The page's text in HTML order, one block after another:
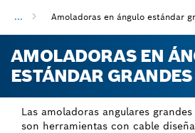
... Amoladoras en ángulo estándar
AMOLADORAS EN
ESTÁNDAR GRANDES
Las amoladoras angulares
son herramientas con cable